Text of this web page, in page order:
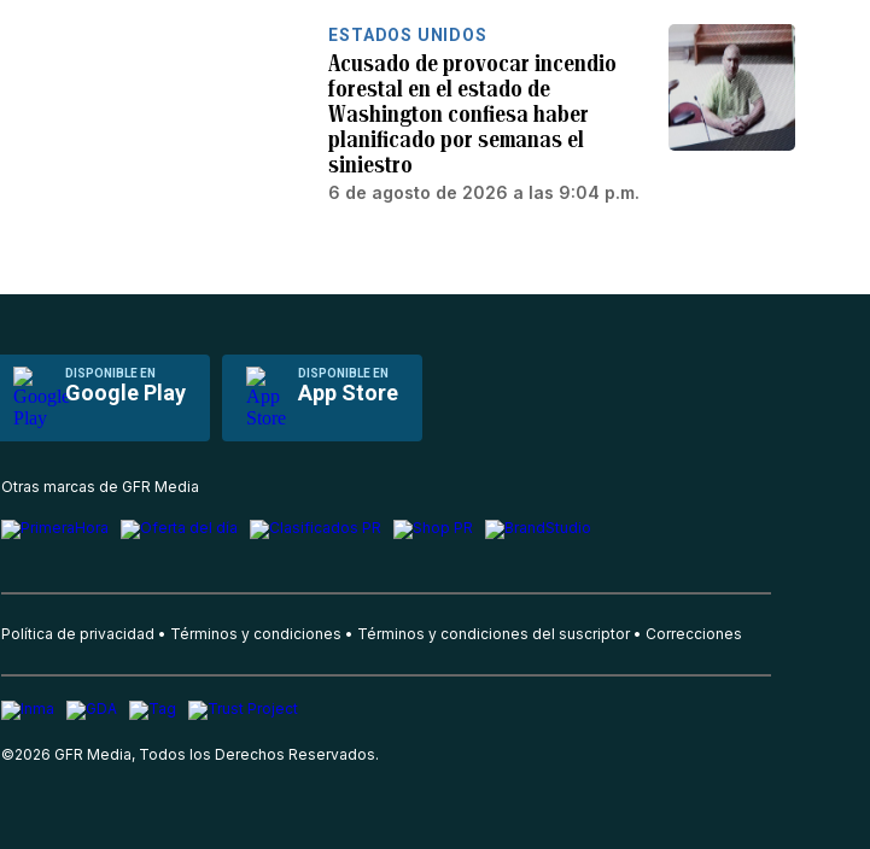
ESTADOS UNIDOS
Acusado de provocar incendio
forestal en el estado de
Washington confiesa haber
planificado por semanas el
siniestro
6 de agosto de 2026 a las 9:04 p.m.
DISPONIBLE EN
Google Play
DISPONIBLE EN
App Store
Otras marcas de GFR Media
Política de privacidad Términos y condiciones Términos y condiciones del suscriptor Correcciones
©2026 GFR Media, Todos los Derechos Reservados.